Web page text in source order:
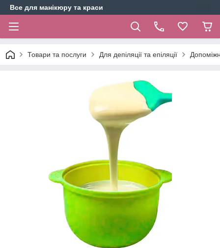
Все для манікюру та краси
Товари та послуги Для депіляції та епіляції